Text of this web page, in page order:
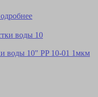
воды 10" PP 10-01 1мкм